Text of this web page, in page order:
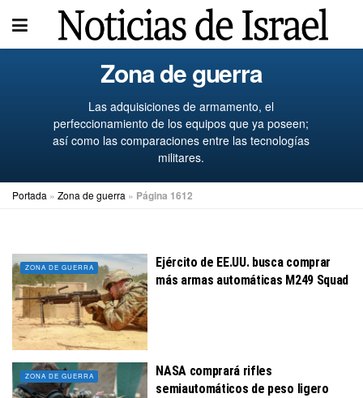
Zona de guerra
Las adquisiciones de armamento, el
perfeccionamiento de los equipos que ya poseen;
así como las comparaciones entre las tecnologías
militares.
Portada » Zona de guerra » Página 1612
ZONA DE GUERRA
Ejército de EE.UU. busca comprar
más armas automáticas M249 Squad
ZONA DE GUERRA
NASA comprará rifles
semiautomáticos de peso ligero